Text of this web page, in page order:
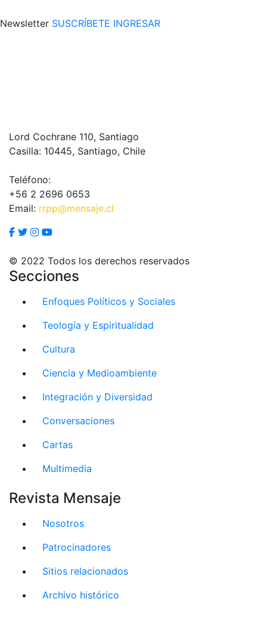
Newsletter SUSCRÍBETE INGRESAR
Lord Cochrane 110, Santiago
Casilla: 10445, Santiago, Chile
Teléfono:
+56 2 2696 0653
Email: rrpp@mensaje.cl
© 2022 Todos los derechos reservados
Secciones
Enfoques Políticos y Sociales
Teología y Espiritualidad
Cultura
Ciencia y Medioambiente
Integración y Diversidad
Conversaciones
Cartas
Multimedia
Revista Mensaje
Nosotros
Patrocinadores
Sitios relacionados
Archivo histórico